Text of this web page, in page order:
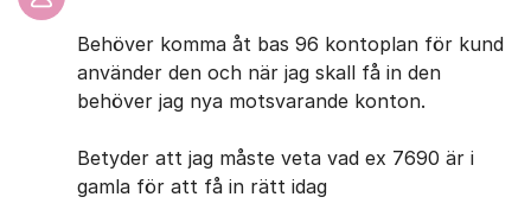
Behöver komma åt bas 96 kontoplan för kund
använder den och när jag skall få in den
behöver jag nya motsvarande konton.
Betyder att jag måste veta vad ex 7690 är i
gamla för att få in rätt idag